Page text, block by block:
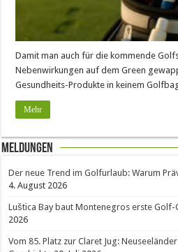
Damit man auch für die kommende
Nebenwirkungen auf dem Green
Gesundheits-Produkte in keinem
Mehr
Meldungen
Der neue Trend im Golfurlaub: Warum
4. August 2026
Luštica Bay baut Montenegros erste
2026
Vom 85. Platz zur Claret Jug: